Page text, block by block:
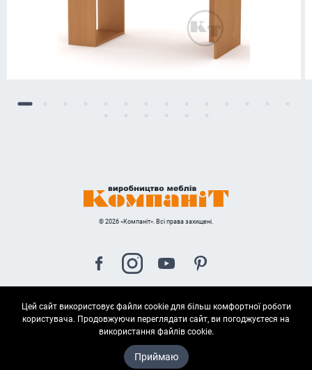
© 2026 «Компаніт». Всі права захищені.
Цей сайт використовує файли cookie для більш комфортної роботи
користувача. Продовжуючи переглядати сайт, ви погоджуєтеся на
використання файлів cookie.
Приймаю